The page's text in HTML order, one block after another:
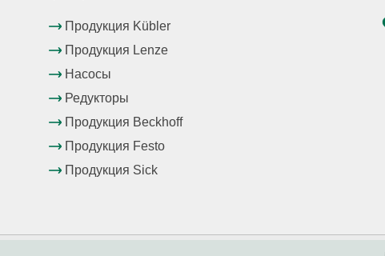
Продукция Kübler
Продукция Lenze
Насосы
Редукторы
Продукция Beckhoff
Продукция Festo
Продукция Sick